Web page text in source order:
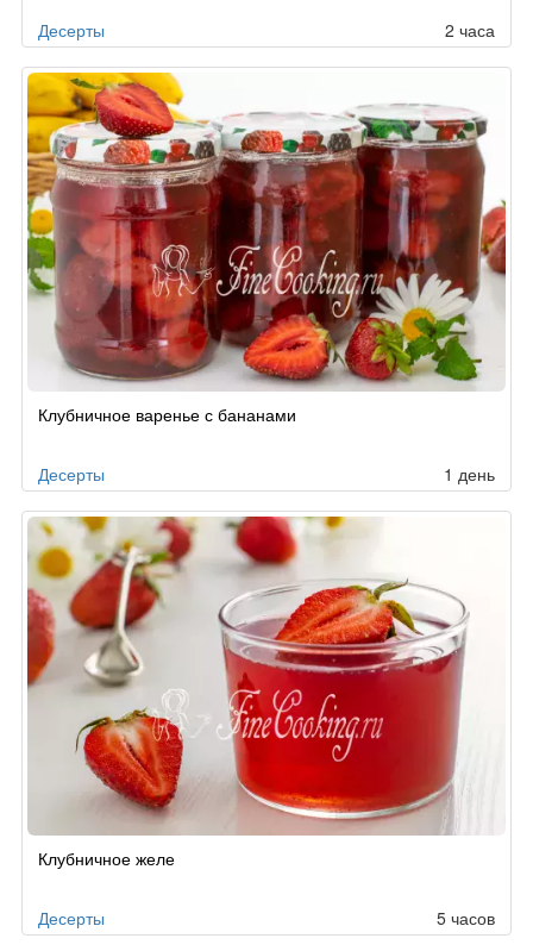
Десерты 2 часа
Клубничное варенье с бананами
Десерты 1 день
Клубничное желе
Десерты 5 часов